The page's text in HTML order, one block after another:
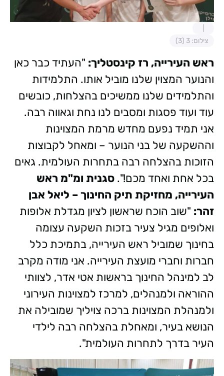
צילום: 3 (3)
ראש העירייה, רז קינסטליך: "העתיד כבר כאן
והנוער המצוין שלנו מוביל אותו. התלמידות
והתלמידים שלנו ממשיכים בהצלחות, כובשים
עוד ועוד פסגות ומסבים לנו נחת וגאווה רבה.
אני תמיד נפעם מחדש מרמת המצוינות
וההשקעה של בני הנוער – ומאחל לקבוצות
הזוכות בהצלחה רבה בתחרות העולמית. גאים
בכל אחת ואחד מכם!". סגנית ומ"מ ראש
העירייה, מחזיקת תיק החינוך – ליאל אבן
זהר: "שוב הוכח שראשון לציון מגדלת אלופות
ואלופים מגיל צעיר בזכות השקעה עצומה
בחינוך שמוביל ראש העירייה, בתמיכת כלל
חברות וחברי מועצת העירייה. אני מודה מקרב
לב למינהל החינוך בראשות אטי אדר, לצוותי
ההוראה ולמנהלים, למרכז למצוינות העירוני
ולמנהלת המצוינות ברכה צויליך שמובילה את
הנושא בעיר, ומאחלת בהצלחה רבה לילדי
העיר בדרך לתחרות העולמית".